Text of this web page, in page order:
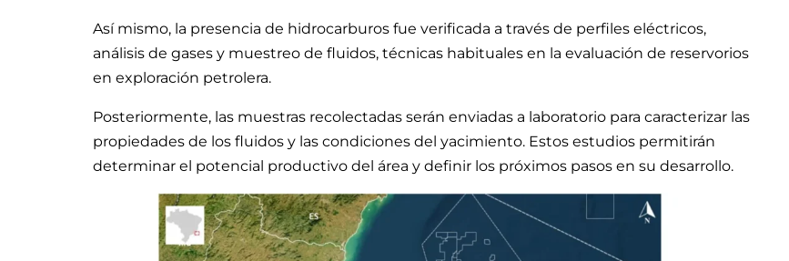
Así mismo, la presencia de hidrocarburos fue verificada a través de perfiles eléctricos,
análisis de gases y muestreo de fluidos, técnicas habituales en la evaluación de reservorios
en exploración petrolera.
Posteriormente, las muestras recolectadas serán enviadas a laboratorio para caracterizar las
propiedades de los fluidos y las condiciones del yacimiento. Estos estudios permitirán
determinar el potencial productivo del área y definir los próximos pasos en su desarrollo.